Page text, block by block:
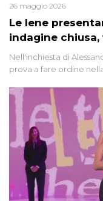
Le Iene
indagine
26 maggio 2026
Nell'inchiesta di
prova a fare ordine
giudiziarie più discusse
vicenda mettendo in
controversi e i
fine.